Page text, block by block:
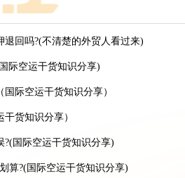
回吗?(不清楚的外贸人看过来)
际空运干货知识分享)
际空运干货知识分享）
货知识分享）
?(国际空运干货知识分享)
算?(国际空运干货知识分享)